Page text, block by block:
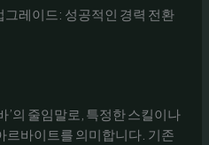
그레이드: 성공적인 경력 전환
’의 줄임말로, 특정한 스킬이나
르바이트를 의미합니다. 기존